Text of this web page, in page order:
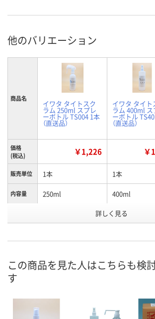
他のバリエーション
商品名
イワタ タイトスク
ラム 250ml スプレ
ーボトル TS004 1本
（直送品）
イワタ タイト
ラム 400ml ス
ーボトル
（直送品）
価格
(税込)
￥1,226 ￥
販売単位 1本 1本
内容量 250ml 400ml
AX59831
8月26日（水）ま
カ
詳しく見る
この商品を見た人はこちらも検
す